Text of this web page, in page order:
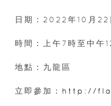
日期：2022年10月22
時間：上午7時至中午
地點：九龍區
立即參加： http://